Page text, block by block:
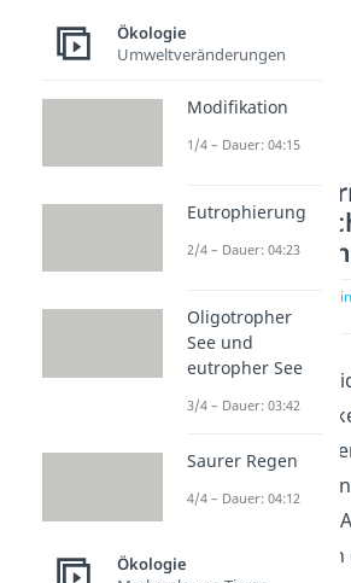
1. Lotka
Periodische
der
zur Stelle
(00:56)
Die Anzahl an
und Beute
sind zeitlich
Zuerst erreicht die
ihr Maximum, dann
Ökologie
Umweltveränderungen
Modifikation
1/4 – Dauer: 04:15
Eutrophierung
2/4 – Dauer: 04:23
Oligotropher
See und
eutropher See
3/4 – Dauer: 03:42
Saurer Regen
4/4 – Dauer: 04:12
Ökologie